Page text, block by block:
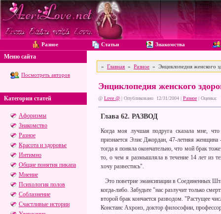
Разное Статьи Знакомства
Меню сайта
Посмотреть авторов
Категории статей
Афоризмы
Знакомство
Разное
Красота и здоровье
Интимно
Общие понятия пикапа
Мнение
Психология полов
Соблазнение
Счастливые истории
» Главная » Разное » Энциклопедия женского
Энциклопедия женского
@ Love @ | Опубликовано 12/31/2004 | Разное | Оценка:
Глава 62. РАЗВОД
Когда моя лучшая подруга сказала мне, что
признается Элис Джордан, 47-летняя
тогда я поняла окончательно, что мой брак
то, о чем я размышляла в течение 14 лет из
хочу развестись".
Это поветрие эмансипации в Соединенных
когда-либо. Забудьте "нас разлучит только
второй брак кончается разводом. "Растущее
Констанс Ахронз, доктор философии,